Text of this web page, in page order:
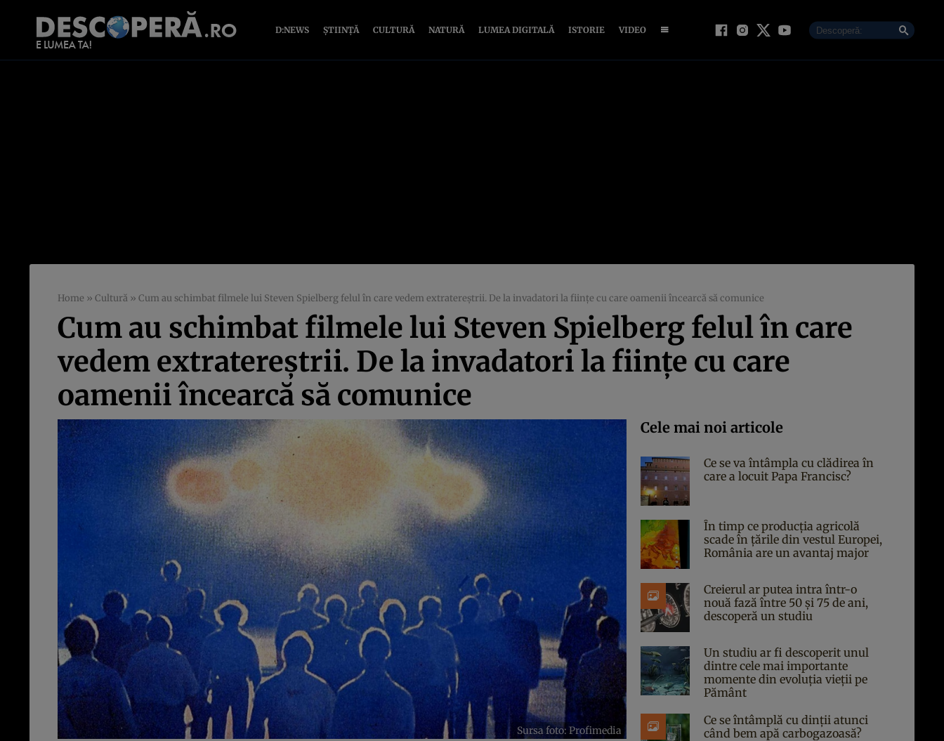
D:NEWS ȘTIINȚĂ CULTURĂ NATURĂ LUMEA DIGITALĂ ISTORIE VIDEO
Home » Cultură » Cum au schimbat filmele lui Steven Spielberg felul în care vedem extratereștrii. De la invadatori la ființe cu care oamenii încearcă să comunice
Cum au schimbat filmele lui Steven Spielberg felul în care
vedem extratereștrii. De la invadatori la ființe cu care
oamenii încearcă să comunice
Sursa foto: Profimedia
Cele mai noi articole
Ce se va întâmpla cu clădirea în
care a locuit Papa Francisc?
În timp ce producția agricolă
scade în țările din vestul Europei,
România are un avantaj major
Creierul ar putea intra într-o
nouă fază între 50 și 75 de ani,
descoperă un studiu
Un studiu ar fi descoperit unul
dintre cele mai importante
momente din evoluția vieții pe
Pământ
Ce se întâmplă cu dinții atunci
când bem apă carbogazoasă?